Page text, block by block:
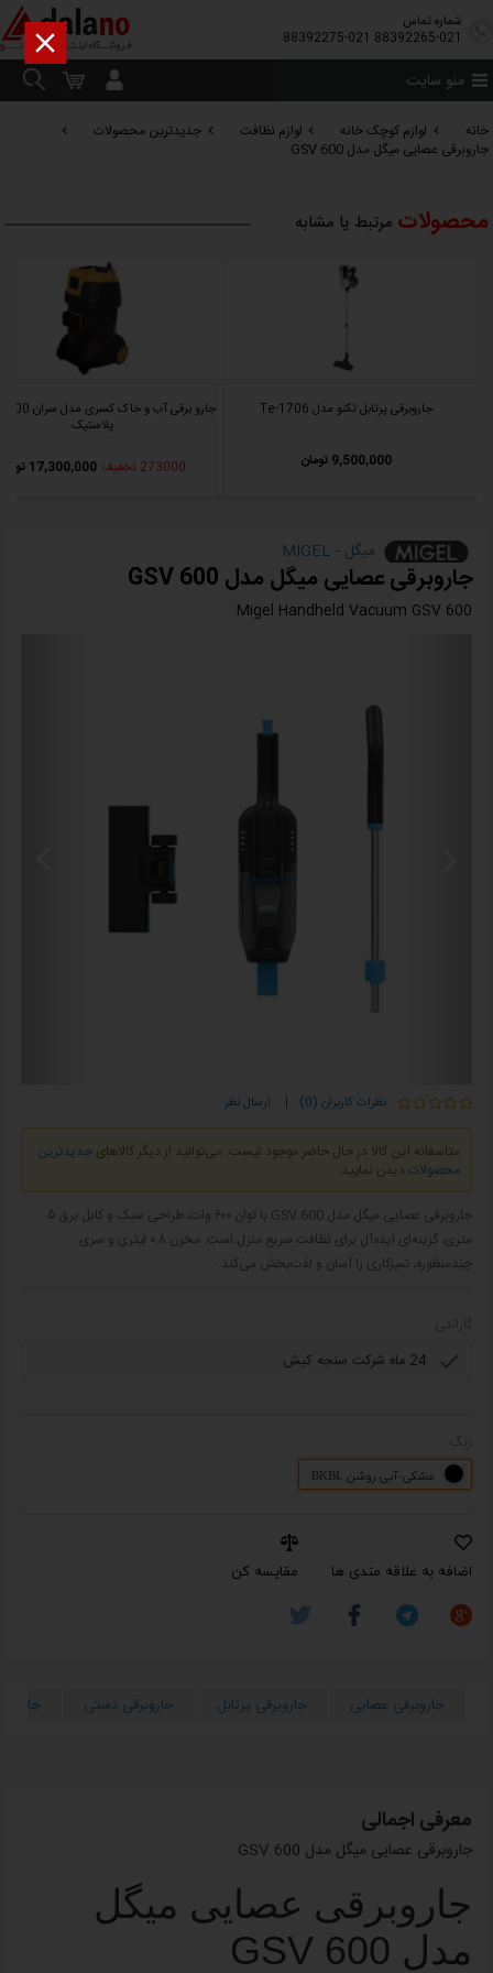
شماره تماس
88392265-021
88392275-021
منو سایت
خانه لوازم کوچک خانه لوازم نظافت
جدیدترین محصولات
جاروبرقی عصایی میگل مدل GSV 600
محصولات مرتبط یا مشابه
جاروبرقی پرتابل تکنو مدل Te-1706
9,500,000 تومان
پلاستیک
273000 تخفیف 17,300,000 تومان
میگل - MIGEL
جاروبرقی عصایی میگل مدل GSV 600
Migel Handheld Vacuum GSV 600
نظرات کاربران (0) | ارسال نظر
متاسفانه این کالا در حال حاضر موجود نیست. می‌توانید از دیگر کالاهایجدیدترین
محصولات دیدن نمایید.
جاروبرقی عصایی میگل مدل GSV 600 با توان ۶۰۰ وات، طراحی سبک و کابل برق ۵
متری، گزینه‌ای ایده‌آل برای نظافت سریع منزل است. مخزن ۰.۸ لیتری و سری
چندمنظوره، تمیزکاری را آسان و لذت‌بخش می‌کند.
مشکی-آبی روشن BKBL
اضافه به علاقه مندی ها مقایسه کن
جاروبرقی عصایی جاروبرقی پرتابل جاروبرقی دستی
معرفی اجمالی
جاروبرقی عصایی میگل مدل GSV 600
جاروبرقی عصایی میگل
مدل GSV 600
